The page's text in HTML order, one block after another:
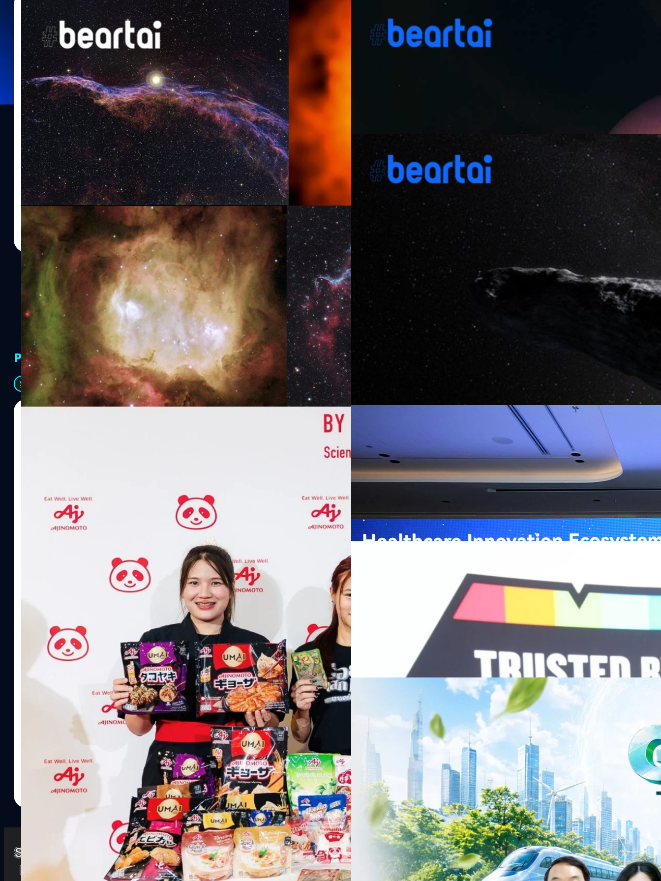
29/10/2020
วัฒนา ขจัดสารพัดภัย| 2108 days ago
Read More
หลากหลายเนบิวลาผี ที่หลอกหลอนอยู่ในอวกาศ!
ท้องฟ้ายามค่ำคืนนั้นสวยเสมอ แต่ถ้าเรามองให้มันหลอนล่ะ! เราจึงรวมภาพผี ๆ ชวนขนหัวลุกจากอวกาศมา
ให้ชมกัน จะชมหรือจะให้หลอก ก็กดเลื่อนลงไปอ่านดูกันได้เลย ‘เนบิวลา’ ความฟุ้งฝันเสริมจินตนาการจาก
อวกาศ แม้จะบอกว่าเป็นภาพผี ๆ แต่จริง ๆ แล้ว ภาพเหล่านี้เป็นภาพของเนบิวลาหรือกลุ่มแก๊สที่สวยงาม
ตระการตา แต่หลายคนก็ยังสงสัยว่ามันเกิดจากอะไร ก่อนจะไปเข้าถึง เข้าใจกันทีละภาพ เราเลยขออธิบาย
ความรู้เกี่ยวกับเจ้าเนบิวลา เพื่อความเข้าใจที่แจ่มแจ้งยิ่งขึ้นกันสักหน่อย ดวงดาว (ในกรณีนี้หมายถึงดาวฤกษ์
ที่มีแสงในตัวเอง) นั้นมี ‘อายุขัย’ เช่นเดียวกับสิ่งมีชีวิต หลายคนคงเคยได้ยินข้อสังเกตง่าย ๆ เกี่ยวกับดวงดาว
ว่า ดาวอายุน้อยมักมีแสงเป็นสีออกน้ำเงิน ส่วนดาวที่อายุมากหน่อยมักมีสีเหลือง ส่วนดาวชรามักมีสีออกไป
ทางแดง สาเหตุที่เป็นเช่นนั้นก็เพราะดวงดาวในแต่ละช่วงจะปลดปล่อยพลังงานออกมาแตกต่างกัน เมื่อแรก
เริ่มจึงมีสีออกไปทางขาวน้ำเงิน เช่นเดียวกับเปลวเพลิงนั่นเอง (สังเกตดู เปลวไฟจากฟืนที่ร้อนน้อยกว่าจะเป็น
สีแดง ส่วนไฟเตาแก๊สบ้านที่แรงกว่าเป็นสีฟ้า) เนบิวลา ก็เป็นสิ่งที่เกิดขึ้นมาจากกระบวนการดังกล่าว มันเป็น
ชื่อเรียกของกลุ่มเมฆของฝุ่นและแก๊สในอวกาศ มีต้นกำเนิดอยู่สองประเภทด้วยกันคือ เนบิวลาที่มาจากการ
ระเบิดของดาวฤกษ์ที่ตายแล้ว และเนบิวลาที่อยู่ในพื้นที่ที่เหล่าดวงดาวกำลังก่อร่างสร้างตัวขึ้นมาใหม่ ซึ่งใน
กรณีหลังนี้เนบิวลาบางอันจึงถูกเรียกว่าเป็นแหล่ง ‘อนุบาลดวงดาว (Star nurseries)’ (ฟังดูน่ารักสุด ๆ ไป
เลยแหะ) เนบิวลาประกอบด้วยฝุ่นและแก๊สซึ่งส่วนใหญ่เป็นไฮโดรเจนและฮีเลียม ฝุ่นและแก๊สเหล่านี้กระจาย
ออกไปในบริเวณกว้างด้วยแรงระเบิด แต่ด้วยแรงโน้มถ่วงของวัตถุในอวกาศทำให้กลุ่มฝุ่นและแก๊สเหล่านี้
ค่อย ๆ รวมกันด้วยกันอย่างช้า…
พบดาวแคระขาวห่างดาวบริวารระดับ ‘โอบกอด’ ซึ่งอาจทำนายการอยู่รอดของ
โลกในอนาคต
สปิตเซอร์ (Spitzer Space Telescope) ที่เกษียณแล้ว พบดาวเคราะห์ดวงแรกโคจรรอบดาวแคระขาวอย่าง
ใกล้ชิด โดยดาวฤกษ์ที่ทำหน้าที่เหมือนดวงอาทิตย์นี้ มีขนาดใหญ่กว่าโลกเพียง 40% เท่านั้น ดาวแคระขาว ดาว
บริวาร และการตรวจพบ เพื่อให้เข้าใจความว้าวของการค้นพบนี้ ก่อนอื่นเรามาทำความรู้จักดาวที่เกี่ยวข้องกัน
ก่อน เริ่มจาก ดาวแคระขาว (White dwarf) หรือบางคนอาจเรียกมันว่า ดาวแคระเสื่อม (Degenerate dwarf)
และเหตุที่เรียกเช่นนั้นก็เป็นเพราะมันคือ ดาวฤกษ์มวลไม่มากที่อยู่ในช่วงสุดท้ายของวิวัฒนาการ ดาวฤกษ์มวล
ไม่มากนั้นมีปริมาณถึง 97% ของดาวฤกษ์ที่พบในกาแล็กซีทางช้างเผือก (ดวงอาทิตย์ของเราเองก็เข้าข่ายเช่น
กัน) นั่นหมายความว่า มีดาวแคระขาวในจักรวาลมากมายตามไปด้วย และซึ่งที่น่าตื่นเต้นนั่นคือการพบว่ามันยัง
มีดาวบริวารดวงใหญ่โคจรอยู่ใกล้ ๆ ไม่ห่างเลย 'WD 1856 b' คือชื่อของดาวบริวารที่ว่า มันมีขนาดประมาณ
ดาวพฤหัสบดี ใหญ่กว่าดาวแคระขาว 'WD…
ล้วงลึก ‘โอมูอามูอา’ ดาวเคราะห์น้อยหรือยานต่างดาวกันแน่!
นับตั้งแต่นักวิทยาศาสตร์ค้นพบดาวเคราะห์น้อย ‘โอมูอามูอา’ เมื่อปี 2017 ก็เกิดความสงสัยมาโดยตลอดว่า
ดาวเคราะห์น้อยรูปทรงซิการ์นี้เป็นเพียงหินธรรมดาหรือสิ่งประดิษฐ์ของเอเลี่ยนกันแน่ นั่นเป็นเพราะอะไร?
ทำไมดาวเคราะห์น้อยนี้ถึงเป็นเป้าปริศนาให้นักวิทยาศาสตร์ถกเถียงกันอยู่ตลอด? ด้วยเหตุนี้ เราจึงค้นข้อมูล
ความเป็นมาเป็นไปตั้งแต่เริ่มพบดาวเคราะห์น้อยน่าสงสัยนี้มาลำดับให้เข้าใจกันมากขึ้น แรกพบ ‘โอมูอามูอา’
ก่อนจะเข้าสู่ประเด็นปริศนา เรามาทำความรู้จักเจ้าดาวเคราะห์น้อยนี้กันสักหน่อย กล้องโทรทรรศน์แพนสตาร์
วัน (Pan-STARRS1 telescope) ของมหาวิทยาลัยฮาวาย (University of Hawaii’s Pan-STARRS1 telescope)
หนึ่งในเครือข่ายกล้องในโครงการติดตามวัตถุใกล้โลกของนาซา (NASA’s Near-Earth Object Observations
(NEOO) Program) ตรวจพบดาวเคราะห์น้อย ‘โอมูอามูอา (Oumuamua)’ หรือชื่อเต็ม 1I/2017 U1
‘Oumuamua เมื่อวันที่ 19 ตุลาคม 2017 จากการสังเกตการณ์พบว่า ‘โอมูอามูอา’ มีรูปร่างรียาวคล้ายซิการ์มีสี
ออกไปทางแดง เป็นวัตถุโลหะหรือหินมีความยาวประมาณ 400 เมตร กว้างประมาณ 40 เมตร นับเป็นวัตถุชิ้น
แรกที่ได้รับการยืนยันว่า เดินทางจากห้วงอวกาศลึก (Deep space) มาถึงยังระบบสุริยะของเรา…
PR Partners
See All
บริษัท อายิโนะโมะโต๊ะ (ประเทศไทย) จำกัด จัดงาน The Heartbeat by “AminoScience” ร่วมเปิดเผย
แนวคิดการดำเนินธุรกิจและการพัฒนาผลิตภัณฑ์ที่ขับเคลื่อนด้วยเทคโนโลยีทางอาหาร และข้อมูลพฤติกรรม
ผู้บริโภค ท่ามกลางการเติบโตของตลาด Health & Wellness ในประเทศไทย ซึ่งมีมูลค่ามากกว่า 1.5 ล้านล้าน
บาท หรือคิดเป็นสัดส่วนราว 8% ของผลิตภัณฑ์มวลรวมในประเทศ (GDP) กลุ่มธุรกิจเทคโนโลยีและองค์
ความรู้หลักรูปแบบผลิตภัณฑ์ / โซลูชันกลุ่มเป้าหมายหลักNutrition & Well-beingAminoScience (การใช้
ประโยชน์จากกรดอะมิโน)aminoVITAL, AminoNITE,
หัวเว่ยเดินหน้าปฏิวัติวงการสาธารณสุขไทยด้วย AI เปิดตัว 4 นวัตกรรมเปลี่ยน
เกมเร่งเครื่อง AI เพื่อการแพทย์ในประเทศไทย
กรุงเทพฯ, 7 สิงหาคม 2569 — หัวเว่ย จัดงาน “Huawei AI+ Healthcare Summit” ภายใต้งาน Huawei
Thailand Digital & AI Summit 2026 รวมผู้นำด้านนโยบายสาธารณสุข ผู้บริหารโรงพยาบาลชั้นนำ และ
พันธมิตรด้านเทคโนโลยีจากไทยและจีน ร่วมขับเคลื่อนอนาคตของระบบสาธารณสุขไทยด้วยนวัตกรรมและ
ปัญญาประดิษฐ์ (AI) พร้อมประกาศความร่วมมือครั้งสำคัญเพื่อยกระดับ Healthcare Ecosystem ของ
ประเทศอย่างเป็นทางการ นายปีเตอร์ จาง ประธานกลุ่มธุรกิจการศึกษาและสาธารณสุขต่างประเทศ บริษัท หัว
เว่ย เทคโนโลยี่ จำกัด ได้กล่าวถึงความมุ่งมั่นของหัวเว่ยในการสนับสนุนการเปลี่ยนผ่านสู่ยุคดิจิทัลของระบบ
สาธารณสุขไทย และบทบาทของเทคโนโลยี AI ในการยกระดับคุณภาพการให้บริการทางการแพทย์ให้เข้าถึง
ประชาชนได้อย่างทั่วถึงมากขึ้น ภายใต้แนวคิด “AI for Health, Health for All” “วันนี้ปัญญาประดิษฐ์กำลังเข้า
มาเปลี่ยนแปลงอุตสาหกรรมสาธารณสุขอย่างรวดเร็ว หัวเว่ยมีประสบการณ์ตรงจากการพัฒนาแพลตฟอร์ม
หลายแห่งในจีน เราเชื่อมั่นว่าความร่วมมือระหว่างหัวเว่ยกับพันธมิตรไทยในวันนี้จะช่วยผลักดันวิสัยทัศน์…
Read More
Recurring Revenue เร่งเครื่อง New Growth Engine พร้อมจ่ายปันผล 0.10
บริษัท ซินเน็ค (ประเทศไทย) จำกัด (มหาชน) หรือ SYNNEX โชว์ผลการดำเนินงานแข็งแกร่ง กำไรสุทธิ
ไตรมาส 2 และงวด 6 เดือนแรกของปี 2569 เติบโต 17.8% และ 17.7% จากช่วงเดียวกันของปีก่อน สูงกว่าการ
เติบโตของรายได้อย่างมีนัยสำคัญ พร้อมประกาศจ่ายเงินปันผลระหว่างกาล 0.10 บาทต่อหุ้น โดยกำหนดวันที่
ไม่ได้รับสิทธิปันผล (XD) วันที่ 19 สิงหาคม 2569 และกำหนดจ่ายเงินปันผลวันที่ 2 กันยายน 2569 นางสาวสุ
ธิดา มงคลสุธี ประธานเจ้าหน้าที่บริหาร บริษัท ซินเน็ค (ประเทศไทย) จำกัด (มหาชน) เปิดเผยว่า ในช่วงครึ่งปี
แรกบริษัทเดินหน้าขับเคลื่อน Business Transformation อย่างต่อเนื่อง ผ่านการยกระดับจากผู้จัดจำหน่าย
สินค้าไอที สู่การเป็น Digital Infrastructure Platform เพื่อรองรับการเติบโตของเศรษฐกิจ AI โดยมุ่งเพิ่ม
สัดส่วนธุรกิจที่มีมูลค่าเพิ่ม ควบคู่กับการขยายเครือข่ายพันธมิตรเทคโนโลยีระดับโลก…
| 1 days ago
ครบรอบ 6 ปี สำนักข่าว TODAY เปิดเวทีใหญ่ SUSTAIN CITY: THE GREEN
TRANSITION ถกแนวทางปรับตัวสู่เศรษฐกิจสีเขียวอย่างยั่งยืน
เนื่องในโอกาสครบรอบ 6 ปี สำนักข่าว TODAY จัดงาน SUSTAIN CITY: THE GREEN TRANSITION เวทีแลก
เปลี่ยนมุมมองเกี่ยวกับการเปลี่ยนผ่านสู่เศรษฐกิจและสังคมสีเขียว พร้อมนำเสนอแนวทางที่สามารถนำไป
ประยุกต์ใช้ได้จริง จากผู้แทนภาครัฐ ภาคธุรกิจ และผู้เชี่ยวชาญในหลากหลายสาขา ผ่านประเด็นสำคัญว่า
ประเทศไทยควรปรับตัวอย่างไร ? เพื่อเดินหน้าสู่ความยั่งยืนและบรรลุเป้าหมาย Net Zero อย่างเป็นรูปธรรม
ทั้งในมิติของภาครัฐ ภาคธุรกิจ การเงิน และพลังงาน Green Transitioning: Shifting Systemพลิกโครงสร้าง
เศรษฐกิจ ปรับห่วงโซ่คุณค่า และเชื่อมโยงนโยบายกับเทคโนโลยี เพื่อขับเคลื่อนประเทศไทยสู่เศรษฐกิจสีเขียว
โดย ศาสตราจารย์ ดร. ยศชนัน วงศ์สวัสดิ์รองนายกรัฐมนตรีและรัฐมนตรีว่าการกระทรวงการอุดมศึกษา
วิทยาศาสตร์ วิจัยและนวัตกรรม Green Transitioning: Decarbonize Unlockร่วมสำรวจแนวทางที่ภาคธุรกิจ
สามารถนำ Green Tech มาใช้เพื่อลดการปล่อยคาร์บอน และเดินหน้าสู่เป้าหมาย Net Zero พบกับ คุณปัณ
วรรธน์ นิลกิจศรานนท์ รองประธานกรรมการบริหาร ฝ่ายวิศวกรรมโครงสร้างบริษัท…
รัตนาภรณ์ ศรีนวลจันทร์ | 1 days ago
Read More
Watch Tech Biz Game Life SOCIAL MEDIA